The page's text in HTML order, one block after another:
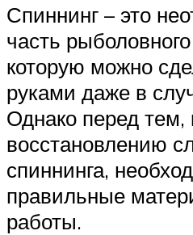
Спиннинг – это
часть
которую можно
руками даже в
Однако перед тем,
восстановлению
спиннинга,
правильные
работы.